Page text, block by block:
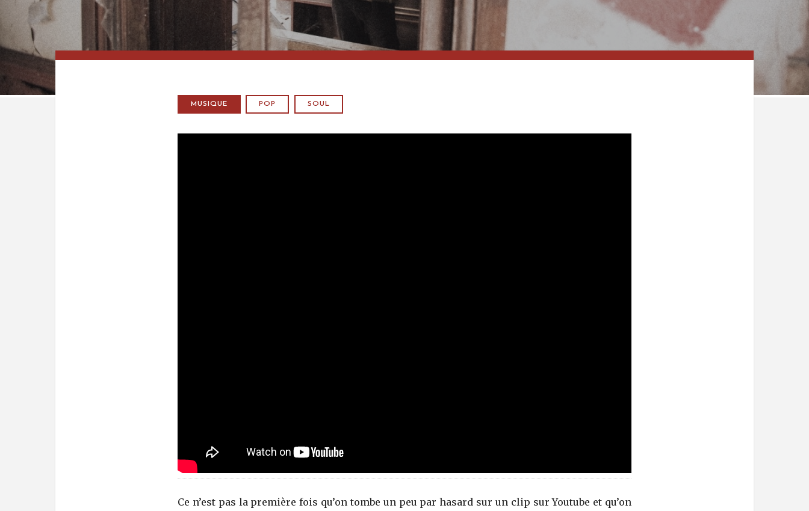
MUSIQUE POP SOUL
Ce n’est pas la première fois qu’on tombe un peu par hasard sur un clip sur Youtube et qu’on